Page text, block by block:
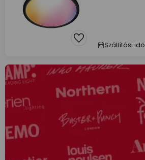
Szállítási